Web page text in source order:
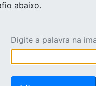
abaixo.
Digite a palavra na